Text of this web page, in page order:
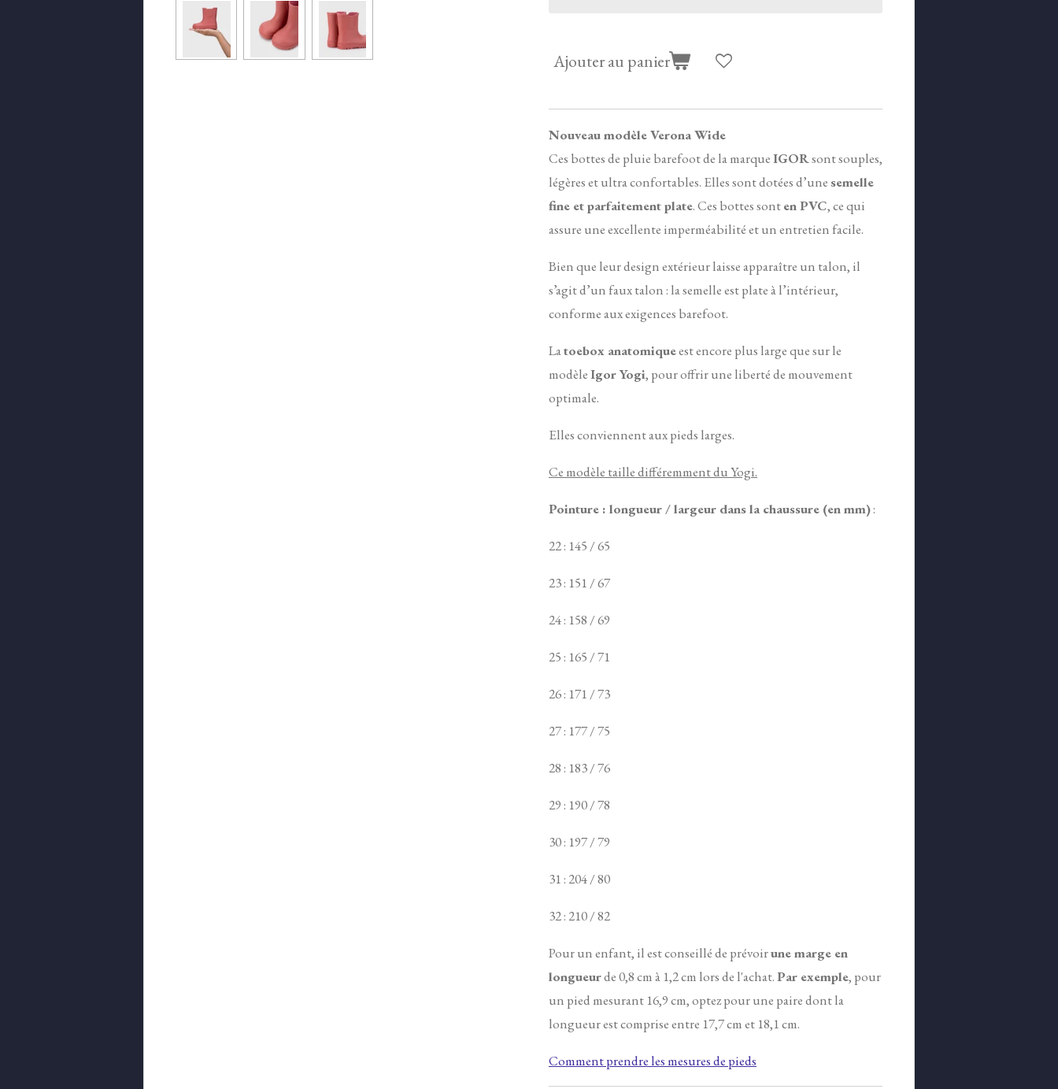
Ajouter au panier
Nouveau modèle Verona Wide
Ces bottes de pluie barefoot de la marqueIGORsontsouples,
légères et ultra confortables. Elles sont dotées d’unesemelle
fine et parfaitement plate.Ces bottes sonten PVC, ce qui
assure une excellente imperméabilité et un entretien facile.
Bien que leur design extérieur laisse apparaître un talon, il
s’agit d’un faux talon : la semelle est plate à l’intérieur,
conforme aux exigences barefoot.
Latoebox anatomiqueest encore plus large que sur le
modèleIgor Yogi, pour offrir une liberté de mouvement
optimale.
Elles conviennent aux pieds larges.
Ce modèle taille différemment du Yogi.
Pointure : longueur / largeur dans la chaussure (en mm):
22 : 145 / 65
23 : 151 / 67
24 : 158 / 69
25 : 165 / 71
26 : 171 / 73
27 : 177 / 75
28 : 183 / 76
29 : 190 / 78
30 : 197 / 79
31 : 204 / 80
32 : 210 / 82
Pour un enfant, il est conseillé de prévoirune marge en
longueurde 0,8 cm à 1,2 cm lors de l'achat.Par exemple, pour
un pied mesurant 16,9 cm, optez pour une paire dont la
longueur est comprise entre 17,7 cm et 18,1 cm.
Comment prendre les mesures de pieds